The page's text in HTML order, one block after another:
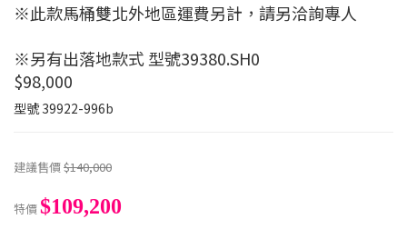
※此款馬桶雙北外地區運費另計，請另洽詢專人
※另有出落地款式 型號39380.SH0
$98,000
型號39922-996b
建議售價$140,000
特價$109,200